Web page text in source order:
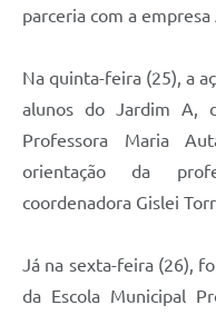
parceria com a empresa
Na quinta-feira (25), a
alunos do Jardim A,
Professora Maria
orientação da
coordenadora Gislei
Já na sexta-feira (26),
da Escola Municipal